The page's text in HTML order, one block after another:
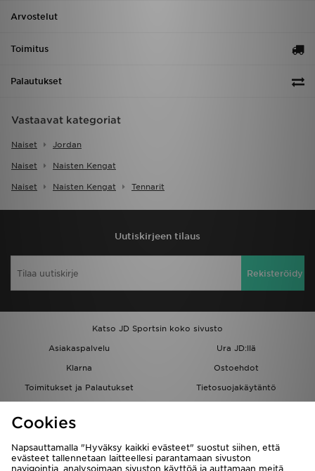
Arvostelut
Toimitus
Palautukset
Vastaavat kategoriat
Naiset Jordan
Naiset Naisten Kengat
Naiset Naisten Kengat Tennarit
Uutiskirjeen tilaus
Rekisteröidy
Katso JD Sportsin koko sivusto
Asiakaspalvelu
Ura JD:llä
Klarna
Ostoehdot
Toimitukset ja Palautukset
Tietosuojakäytäntö
Löydä myymälä
Kumppanuusohjelma
JD Blog
Cookies
Napsauttamalla "Hyväksy kaikki evästeet" suostut siihen, että
evästeet tallennetaan laitteellesi parantamaan sivuston
navigointia, analysoimaan sivuston käyttöä ja auttamaan meitä